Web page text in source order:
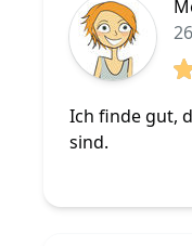
Ich finde gut,
sind.